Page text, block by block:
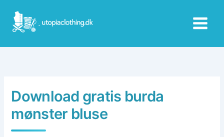
content
Download gratis burda
mønster bluse